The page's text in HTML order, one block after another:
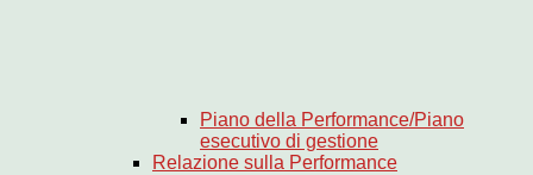
Piano della Performance/Piano
esecutivo di gestione
Relazione sulla Performance